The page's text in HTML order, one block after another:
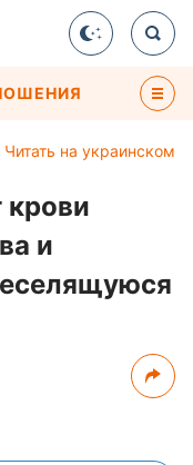
Читать на украинском
крови
и